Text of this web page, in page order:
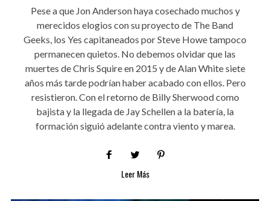
Pese a que Jon Anderson haya cosechado muchos y
merecidos elogios con su proyecto de The Band
Geeks, los Yes capitaneados por Steve Howe tampoco
permanecen quietos. No debemos olvidar que las
muertes de Chris Squire en 2015 y de Alan White siete
años más tarde podrían haber acabado con ellos. Pero
resistieron. Con el retorno de Billy Sherwood como
bajista y la llegada de Jay Schellen a la batería, la
formación siguió adelante contra viento y marea.
Leer Más